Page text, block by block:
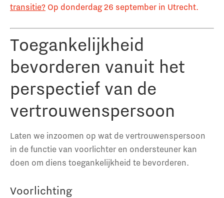
transitie? Op donderdag 26 september in Utrecht.
Toegankelijkheid
bevorderen vanuit het
perspectief van de
vertrouwenspersoon
Laten we inzoomen op wat de vertrouwenspersoon
in de functie van voorlichter en ondersteuner kan
doen om diens toegankelijkheid te bevorderen.
Voorlichting